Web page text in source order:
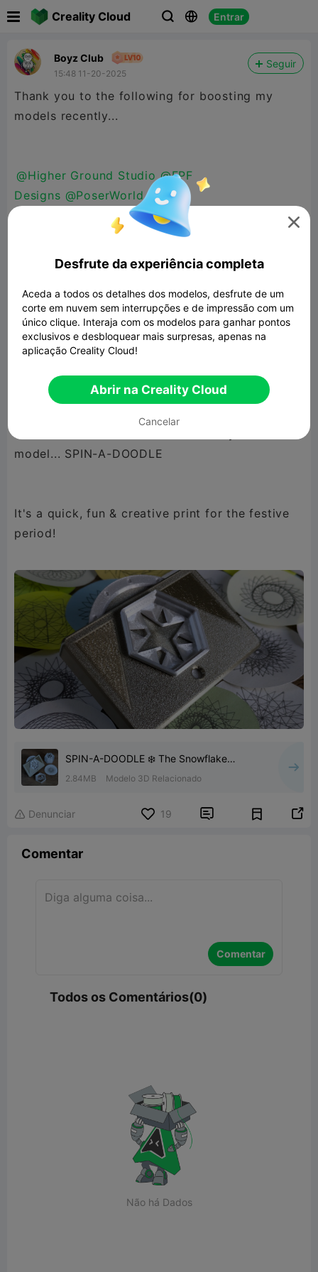
Creality Cloud   Entrar
Boyz Club
15:48 11-20-2025
Seguir
Thank you to the following for boosting my
models recently...
@Higher Ground Studio @FPF
Designs @PoserWorld
@user5564445717
@Manne
@Orthodox38 @FreshPrintsBA
ser4898418161
@Christ
@Ghostdragon
@Vinnyp707
@Kingcobra357 @Colagua @EM_Design @fredR
Craptor @ProgramsWithFortran @PrintArsenal @
CKerper13 @hexhavoc @flamingi
@The Other
Guy @PerfectlyAverage
Please take the time to check out my new
model... SPIN-A-DOODLE
It's a quick, fun & creative print for the festive
period!
SPIN-A-DOODLE ❄️ The Snowflake
Maker!
2.84MB Modelo 3D Relacionado
 Denunciar 19  
Comentar
Comentar
Todos os Comentários(0)
Não há Dados

Desfrute da experiência completa
Aceda a todos os detalhes dos modelos, desfrute de um
corte em nuvem sem interrupções e de impressão com um
único clique. Interaja com os modelos para ganhar pontos
exclusivos e desbloquear mais surpresas, apenas na
aplicação Creality Cloud!
Abrir na Creality Cloud
Cancelar